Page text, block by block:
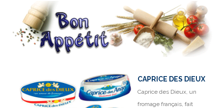
CAPRICE DES DIEUX
Caprice des Dieux, un
fromage français, fait